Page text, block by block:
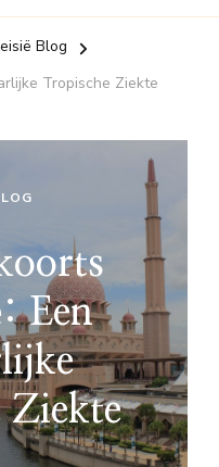
Blog
Tropische Ziekte
Een
Ziekte